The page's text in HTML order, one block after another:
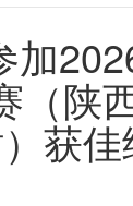
加
（陕
获佳